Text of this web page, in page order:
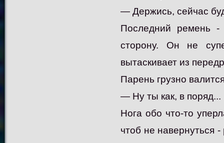
— Держись, сейчас
Последний ремень
сторону. Он не
вытаскивает из
Парень грузно
— Ну ты как, в поряд...
Нога обо что-то
чтоб не навернуться